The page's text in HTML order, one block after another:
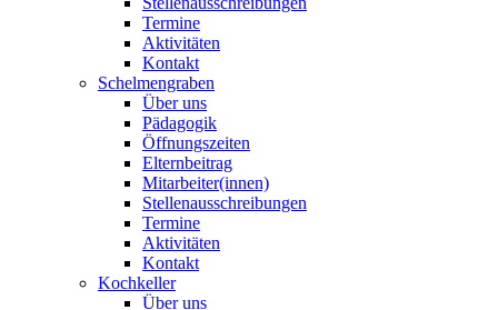
Termine
Aktivitäten
Kontakt
Schelmengraben
Über uns
Pädagogik
Öffnungszeiten
Elternbeitrag
Mitarbeiter(innen)
Stellenausschreibungen
Termine
Aktivitäten
Kontakt
Kochkeller
Über uns